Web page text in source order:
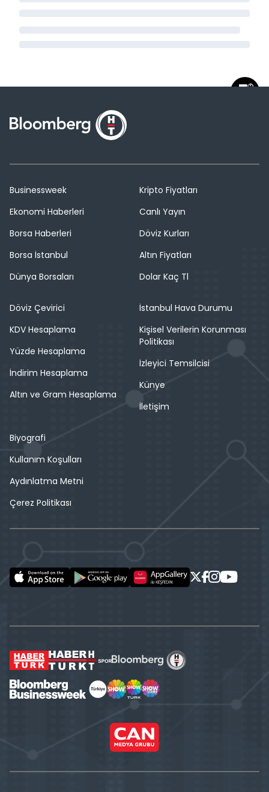
Businessweek
Ekonomi Haberleri
Borsa Haberleri
Borsa İstanbul
Dünya Borsaları
Kripto Fiyatları
Canlı Yayın
Döviz Kurları
Altın Fiyatları
Dolar Kaç Tl
Döviz Çevirici
KDV Hesaplama
Yüzde Hesaplama
İndirim Hesaplama
Altın ve Gram Hesaplama
İstanbul Hava Durumu
Kişisel Verilerin Korunması
Politikası
İzleyici Temsilcisi
Künye
İletişim
Biyografi
Kullanım Koşulları
Aydınlatma Metni
Çerez Politikası